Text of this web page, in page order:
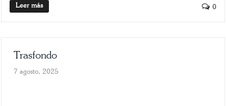
Leer más 0
Trasfondo
7 agosto, 2025